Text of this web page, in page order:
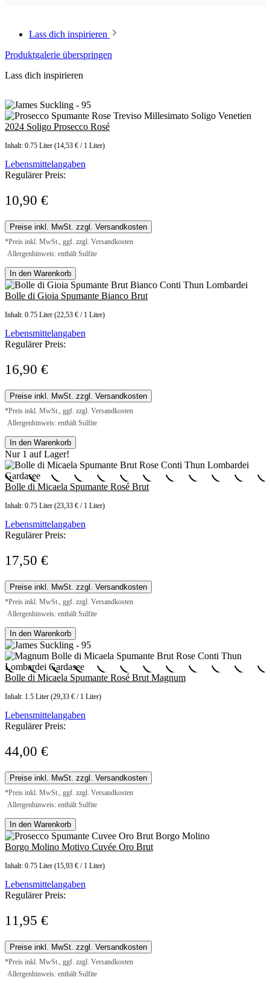
Lass dich inspirieren
Produktgalerie überspringen
Lass dich inspirieren
2024 Soligo Prosecco Rosé
Inhalt: 0.75 Liter (14,53 € / 1 Liter)
Lebensmittelangaben
Regulärer Preis:
10,90 €
Preise inkl. MwSt. zzgl. Versandkosten
*Preis inkl. MwSt., ggf. zzgl. Versandkosten
Allergenhinweis: enthält Sulfite
In den Warenkorb
Bolle di Gioia Spumante Bianco Brut
Inhalt: 0.75 Liter (22,53 € / 1 Liter)
Lebensmittelangaben
Regulärer Preis:
16,90 €
Preise inkl. MwSt. zzgl. Versandkosten
*Preis inkl. MwSt., ggf. zzgl. Versandkosten
Allergenhinweis: enthält Sulfite
In den Warenkorb
Nur 1 auf Lager!
Bolle di Micaela Spumante Rosé Brut
Inhalt: 0.75 Liter (23,33 € / 1 Liter)
Lebensmittelangaben
Regulärer Preis:
17,50 €
Preise inkl. MwSt. zzgl. Versandkosten
*Preis inkl. MwSt., ggf. zzgl. Versandkosten
Allergenhinweis: enthält Sulfite
In den Warenkorb
Bolle di Micaela Spumante Rosé Brut Magnum
Inhalt: 1.5 Liter (29,33 € / 1 Liter)
Lebensmittelangaben
Regulärer Preis:
44,00 €
Preise inkl. MwSt. zzgl. Versandkosten
*Preis inkl. MwSt., ggf. zzgl. Versandkosten
Allergenhinweis: enthält Sulfite
In den Warenkorb
Borgo Molino Motivo Cuvée Oro Brut
Inhalt: 0.75 Liter (15,93 € / 1 Liter)
Lebensmittelangaben
Regulärer Preis:
11,95 €
Preise inkl. MwSt. zzgl. Versandkosten
*Preis inkl. MwSt., ggf. zzgl. Versandkosten
Allergenhinweis: enthält Sulfite